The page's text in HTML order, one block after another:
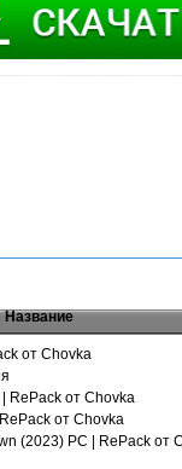
Название
от Chovka
RePack от Chovka
от Chovka
(2023) PC | RePack от